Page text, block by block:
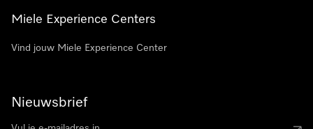
Miele Experience Centers
Vind jouw Miele Experience Center
Nieuwsbrief